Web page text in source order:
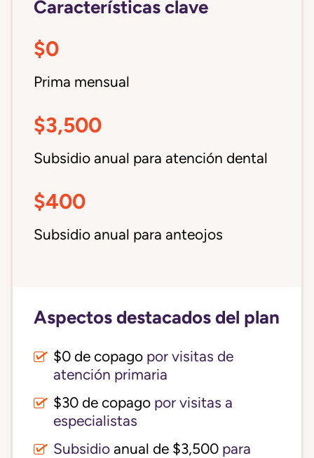
Características clave
$0
Prima mensual
$3,500
Subsidio anual para atención dental
$400
Subsidio anual para anteojos
Aspectos destacados del plan
$0 de copago por visitas de
atención primaria
$30 de copago por visitas a
especialistas
Subsidio anual de $3,500 para